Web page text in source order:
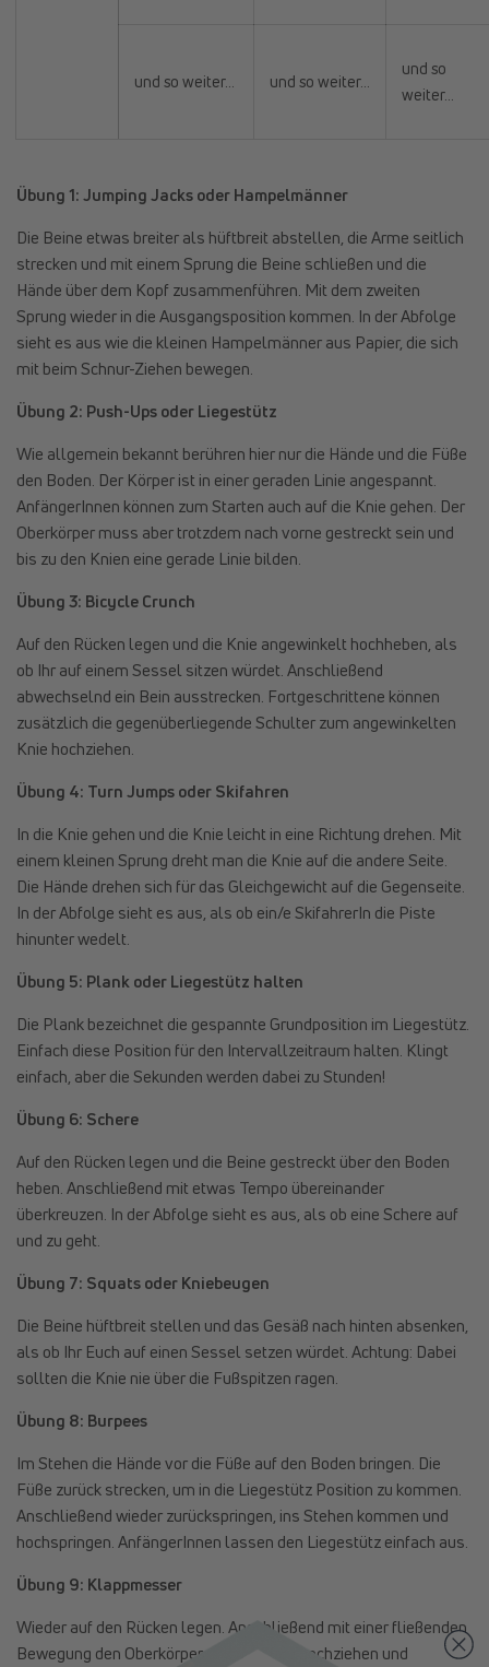
und so weiter… und so weiter…
und so
weiter…
Übung 1: Jumping Jacks oder Hampelmänner
Die Beine etwas breiter als hüftbreit abstellen, die Arme seitlich
strecken und mit einem Sprung die Beine schließen und die
Hände über dem Kopf zusammenführen. Mit dem zweiten
Sprung wieder in die Ausgangsposition kommen. In der Abfolge
sieht es aus wie die kleinen Hampelmänner aus Papier, die sich
mit beim Schnur-Ziehen bewegen.
Übung 2: Push-Ups oder Liegestütz
Wie allgemein bekannt berühren hier nur die Hände und die Füße
den Boden. Der Körper ist in einer geraden Linie angespannt.
AnfängerInnen können zum Starten auch auf die Knie gehen. Der
Oberkörper muss aber trotzdem nach vorne gestreckt sein und
bis zu den Knien eine gerade Linie bilden.
Übung 3: Bicycle Crunch
Auf den Rücken legen und die Knie angewinkelt hochheben, als
ob Ihr auf einem Sessel sitzen würdet. Anschließend
abwechselnd ein Bein ausstrecken. Fortgeschrittene können
zusätzlich die gegenüberliegende Schulter zum angewinkelten
Knie hochziehen.
Übung 4: Turn Jumps oder Skifahren
In die Knie gehen und die Knie leicht in eine Richtung drehen. Mit
einem kleinen Sprung dreht man die Knie auf die andere Seite.
Die Hände drehen sich für das Gleichgewicht auf die Gegenseite.
In der Abfolge sieht es aus, als ob ein/e SkifahrerIn die Piste
hinunter wedelt.
Übung 5: Plank oder Liegestütz halten
Die Plank bezeichnet die gespannte Grundposition im Liegestütz.
Einfach diese Position für den Intervallzeitraum halten. Klingt
einfach, aber die Sekunden werden dabei zu Stunden!
Übung 6: Schere
Auf den Rücken legen und die Beine gestreckt über den Boden
heben. Anschließend mit etwas Tempo übereinander
überkreuzen. In der Abfolge sieht es aus, als ob eine Schere auf
und zu geht.
Übung 7: Squats oder Kniebeugen
Die Beine hüftbreit stellen und das Gesäß nach hinten absenken,
als ob Ihr Euch auf einen Sessel setzen würdet. Achtung: Dabei
sollten die Knie nie über die Fußspitzen ragen.
Übung 8: Burpees
Im Stehen die Hände vor die Füße auf den Boden bringen. Die
Füße zurück strecken, um in die Liegestütz Position zu kommen.
Anschließend wieder zurückspringen, ins Stehen kommen und
hochspringen. AnfängerInnen lassen den Liegestütz einfach aus.
Übung 9: Klappmesser
Wieder auf den Rücken legen. Anschließend mit einer fließenden
Bewegung den Oberkörper und die Füße hochziehen und